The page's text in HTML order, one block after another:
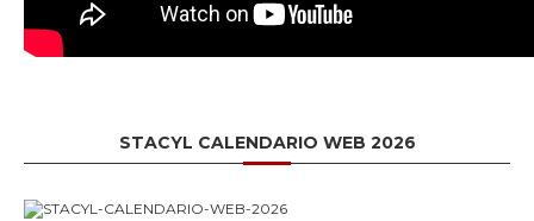
STACYL CALENDARIO WEB 2026